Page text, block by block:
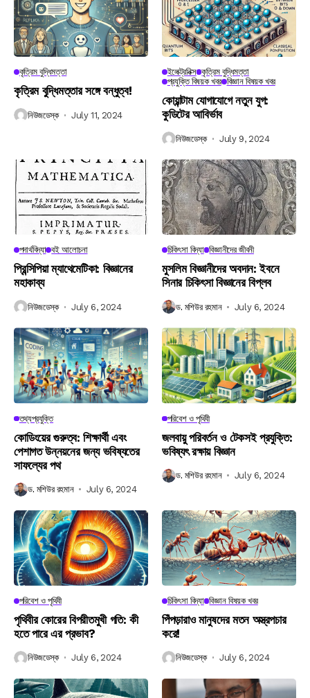
কৃত্রিম বুদ্ধিমত্তা
কৃত্রিম বুদ্ধিমত্তার সঙ্গে বন্ধুত্ব!
নিউজডেস্ক July 11, 2024
ইলেক্ট্রনিক্স কৃত্রিম বুদ্ধিমত্তা
প্রযুক্তি বিষয়ক খবর বিজ্ঞান বিষয়ক খবর
কোয়ান্টাম যোগাযোগে নতুন যুগ:
কুডিটের আবির্ভাব
নিউজডেস্ক July 9, 2024
পদার্থবিদ্যা বই আলোচনা
প্রিন্সিপিয়া ম্যাথেমেটিকা: বিজ্ঞানের
মহাকাব্য
নিউজডেস্ক July 6, 2024
চিকিৎসা বিদ্যা বিজ্ঞানীদের জীবনী
মুসলিম বিজ্ঞানীদের অবদান: ইবনে
সিনার চিকিৎসা বিজ্ঞানের বিপ্লব
ড. মশিউর রহমান July 6, 2024
তথ্যপ্রযুক্তি
কোডিংয়ের গুরুত্ব: শিক্ষার্থী এবং
পেশাগত উন্নয়নের জন্য ভবিষ্যতের
সাফল্যের পথ
ড. মশিউর রহমান July 6, 2024
পরিবেশ ও পৃথিবী
জলবায়ু পরিবর্তন ও টেকসই প্রযুক্তি:
ভবিষ্যৎ রক্ষায় বিজ্ঞান
ড. মশিউর রহমান July 6, 2024
পরিবেশ ও পৃথিবী
পৃথিবীর কোরের বিপরীতমুখী গতি: কী
হতে পারে এর প্রভাব?
নিউজডেস্ক July 6, 2024
চিকিৎসা বিদ্যা বিজ্ঞান বিষয়ক খবর
পিঁপড়ারাও মানুষদের মতন অস্ত্রপচার
করে!
নিউজডেস্ক July 6, 2024